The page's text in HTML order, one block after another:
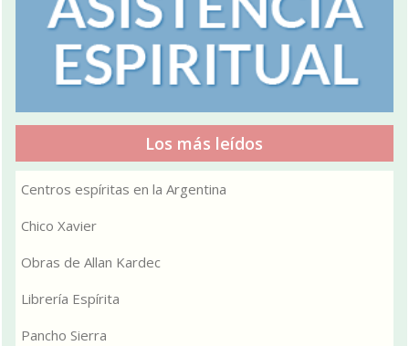
Los más leídos
Centros espíritas en la Argentina
Chico Xavier
Obras de Allan Kardec
Librería Espírita
Pancho Sierra